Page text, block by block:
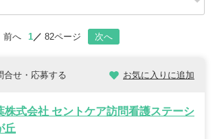
前へ 1 82ページ 次へ
合せ・応募する お気に入りに追加
株式会社 セントケア訪問看護ステーシ
丘